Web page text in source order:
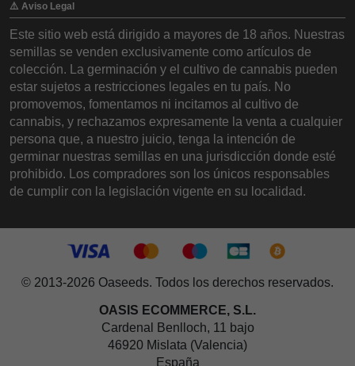
⚠️ Aviso Legal
Este sitio web está dirigido a mayores de 18 años. Nuestras
semillas se venden exclusivamente como artículos de
colección. La germinación y el cultivo de cannabis pueden
estar sujetos a restricciones legales en tu país. No
promovemos, fomentamos ni incitamos al cultivo de
cannabis, y rechazamos expresamente la venta a cualquier
persona que, a nuestro juicio, tenga la intención de
germinar nuestras semillas en una jurisdicción donde esté
prohibido. Los compradores son los únicos responsables
de cumplir con la legislación vigente en su localidad.
© 2013-2026 Oaseeds. Todos los derechos reservados.
OASIS ECOMMERCE, S.L.
Cardenal Benlloch, 11 bajo
46920 Mislata (Valencia)
España